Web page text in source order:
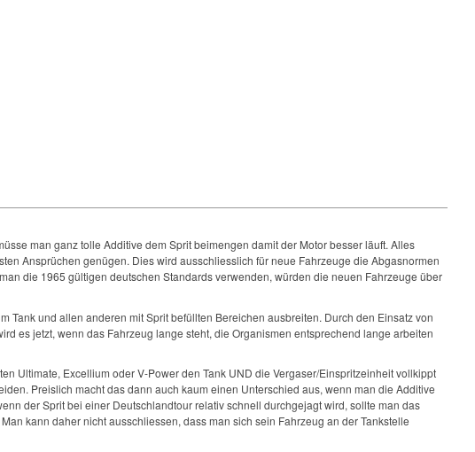
man ganz tolle Additive dem Sprit beimengen damit der Motor besser läuft. Alles
Ansprüchen genügen. Dies wird ausschliesslich für neue Fahrzeuge die Abgasnormen
die 1965 gültigen deutschen Standards verwenden, würden die neuen Fahrzeuge über
Tank und allen anderen mit Sprit befüllten Bereichen ausbreiten. Durch den Einsatz von
es jetzt, wenn das Fahrzeug lange steht, die Organismen entsprechend lange arbeiten
Ultimate, Excellium oder V-Power den Tank UND die Vergaser/Einspritzeinheit vollkippt
Preislich macht das dann auch kaum einen Unterschied aus, wenn man die Additive
der Sprit bei einer Deutschlandtour relativ schnell durchgejagt wird, sollte man das
kann daher nicht ausschliessen, dass man sich sein Fahrzeug an der Tankstelle